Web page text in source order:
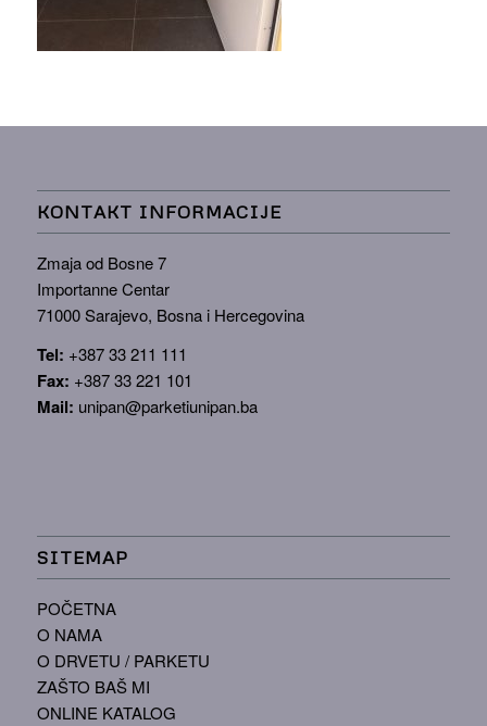
KONTAKT INFORMACIJE
Zmaja od Bosne 7
Importanne Centar
71000 Sarajevo, Bosna i Hercegovina
Tel: +387 33 211 111
Fax: +387 33 221 101
Mail: unipan@parketiunipan.ba
SITEMAP
POČETNA
O NAMA
O DRVETU / PARKETU
ZAŠTO BAŠ MI
ONLINE KATALOG